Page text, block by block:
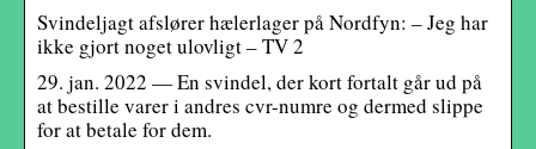
Svindeljagt afslører hælerlager på Nordfyn: – Jeg har
ikke gjort noget ulovligt – TV 2
29. jan. 2022 — En svindel, der kort fortalt går ud på
at bestille varer i andres cvr-numre og dermed slippe
for at betale for dem.